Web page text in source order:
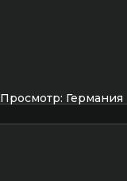
Просмотр: Германия